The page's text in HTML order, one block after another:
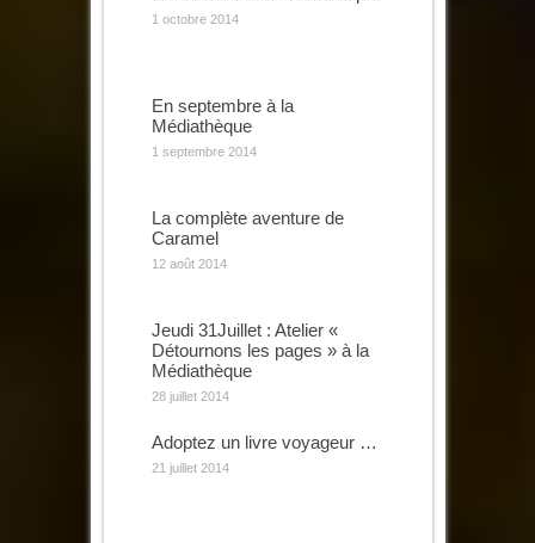
1 octobre 2014
En septembre à la
Médiathèque
1 septembre 2014
La complète aventure de
Caramel
12 août 2014
Jeudi 31Juillet : Atelier «
Détournons les pages » à la
Médiathèque
28 juillet 2014
Adoptez un livre voyageur …
21 juillet 2014